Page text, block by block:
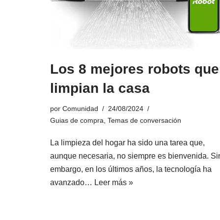
Los 8 mejores robots que
limpian la casa
por Comunidad
24/08/2024
Guias de compra Temas de conversación
La limpieza del hogar ha sido una tarea que,
aunque necesaria, no siempre es bienvenida.
embargo, en los últimos años, la tecnología ha
avanzado… Leer más »